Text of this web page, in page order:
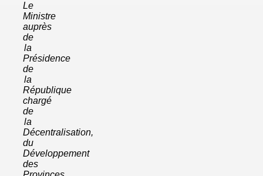
Le
Ministre
auprès
de
la
Présidence
de
la
République
chargé
de
la
Décentralisation,
du
Développement
des